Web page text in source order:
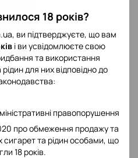
18 років?
ви підтверджуєте, що вам
і ви усвідомлюєте свою
та використання
для них відповідно до
правопорушення
про обмеження продажу та
сигарет та рідин особами, що
18 років.
відгук